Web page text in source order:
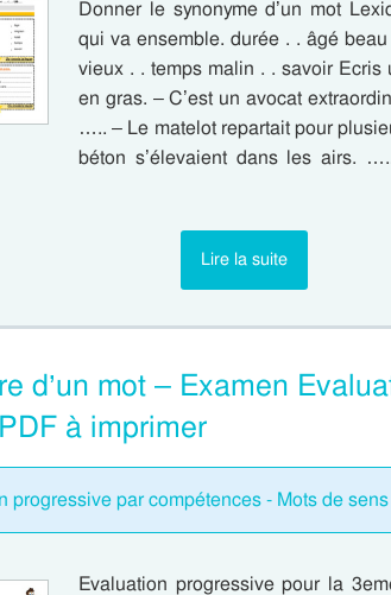
Donner le synonyme d’un mot
qui va ensemble. durée . . âgé
vieux . . temps malin . . savoir Ecris
en gras. – C’est un avocat
….. – Le matelot repartait pour
béton s’élevaient dans les airs.
Lire la suite
d’un mot – Examen
à imprimer
progressive par compétences - Mots de
Evaluation progressive pour la